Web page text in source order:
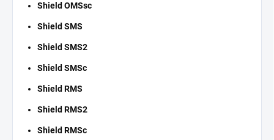
Shield OMSsc
Shield SMS
Shield SMS2
Shield SMSc
Shield RMS
Shield RMS2
Shield RMSc